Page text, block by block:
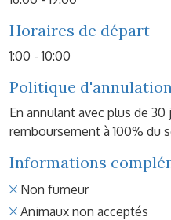
Horaires de départ
1:00 - 10:00
Politique d'annulation
En annulant avec plus de 30
remboursement à 100% du
Informations
Non fumeur
Animaux non acceptés